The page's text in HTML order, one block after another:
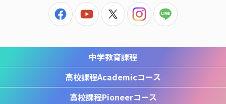
中学教育課程
高校課程Academicコース
高校課程Pioneerコース